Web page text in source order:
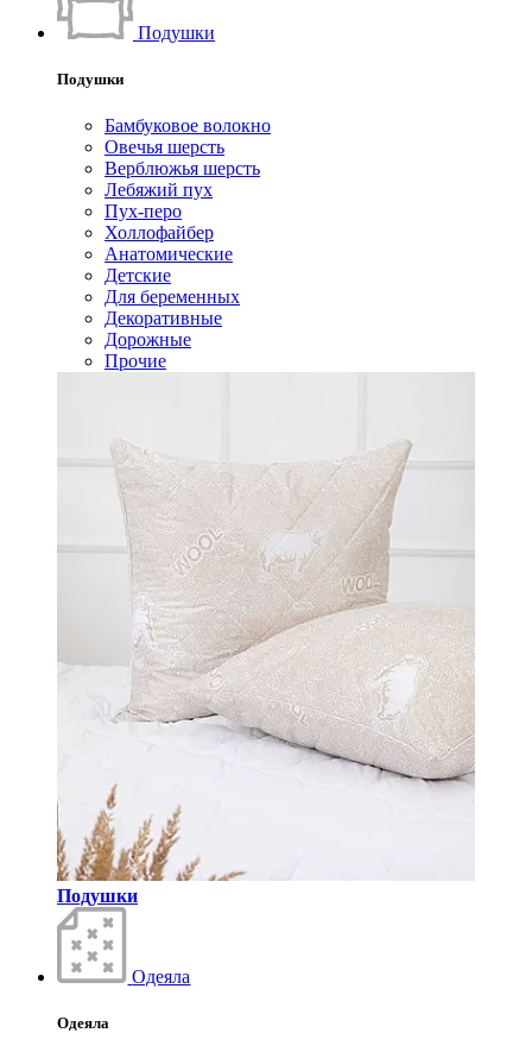
Подушки
Подушки
Бамбуковое волокно
Овечья шерсть
Верблюжья шерсть
Лебяжий пух
Пух-перо
Холлофайбер
Анатомические
Детские
Для беременных
Декоративные
Дорожные
Прочие
Подушки
Одеяла
Одеяла